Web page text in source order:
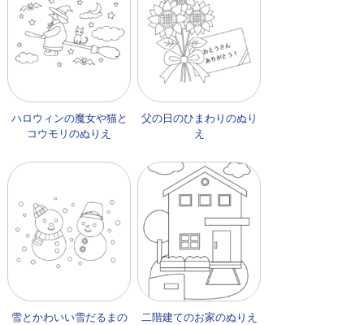
ハロウィンの魔女や猫と
コウモリのぬりえ
父の日のひまわりのぬり
え
雪とかわいい雪だるまの
二階建てのお家のぬりえ